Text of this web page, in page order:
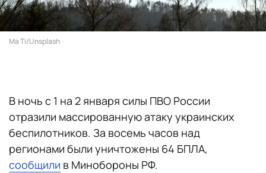
Ma Ti/Unsplash
В ночь с 1 на 2 января силы ПВО России
отразили массированную атаку украинских
беспилотников. За восемь часов над
регионами были уничтожены 64 БПЛА,
сообщили в Минобороны РФ.